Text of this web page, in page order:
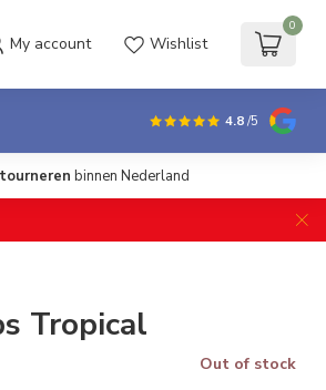
My account Wishlist
0
4.8/5
binnen Nederland
Tropical
Out of stock